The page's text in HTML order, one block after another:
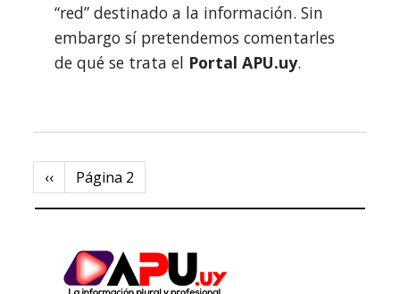
“red” destinado a la información. Sin
embargo sí pretendemos comentarles
de qué se trata el Portal APU.uy.
Paginación
Previous
page
‹‹ Página 2